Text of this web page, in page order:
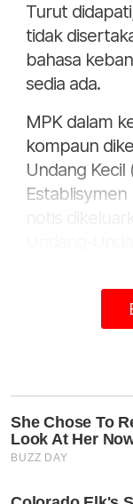
Turut
tidak
bahasa
sedia ada.
MPK dalam
kompaun
Undang Kecil
bawah
Bangunan